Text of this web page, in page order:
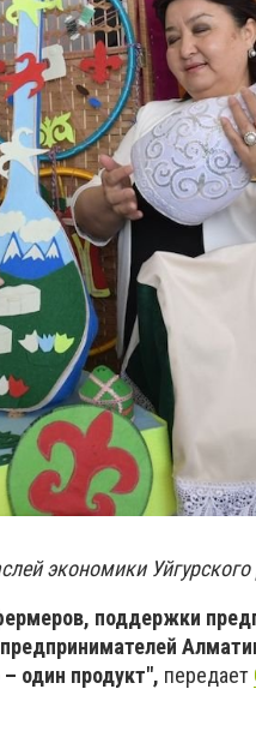
экономики
поддержки
один продукт", передает